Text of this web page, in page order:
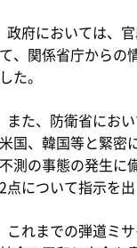
政府においては、
、関係省庁からの
た。
また、防衛省にお
国、韓国等と緊密
測の事態の発生に
点について指示を出
これまでの弾道ミ